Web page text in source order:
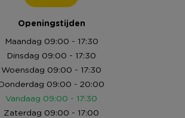
Openingstijden
Maandag 09:00 - 17:30
Dinsdag 09:00 - 17:30
Woensdag 09:00 - 17:30
Donderdag 09:00 - 20:00
Vandaag 09:00 - 17:30
Zaterdag 09:00 - 17:00